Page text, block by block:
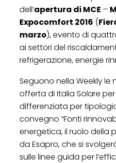
dell’apertura di MCE –
Expocomfort 2016 (
marzo), evento di
ai settori del
refrigerazione, energie
Seguono nella Weekly le
offerta di Italia Solare
differenziata per
convegno “Fonti
energetica, il ruolo della
da Esapro, che si
sulle linee guida per